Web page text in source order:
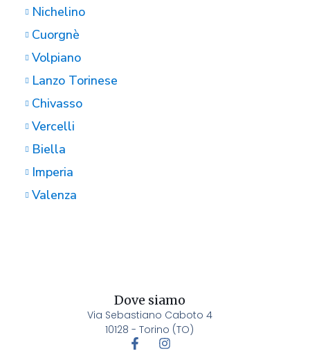
Nichelino
Cuorgnè
Volpiano
Lanzo Torinese
Chivasso
Vercelli
Biella
Imperia
Valenza
Dove siamo
Via Sebastiano Caboto 4
10128 - Torino (TO)